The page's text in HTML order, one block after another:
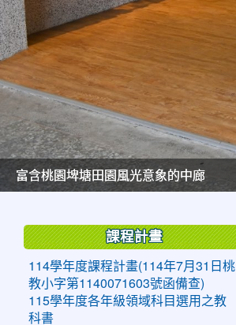
美麗的操場是我們活力的來源
美麗的操場是我們活力的來源
煥然一新的小司令台
煥然一新的小司令台
富含桃園埤塘田園風光意象的中廊
富含桃園埤塘田園風光意象的中廊
嶄新的中庭廣場
嶄新的中庭廣場
水生池生生不息
水生池生生不息
課程計畫
114學年度課程計畫(114年7月31日桃
教小字第1140071603號函備查)
115學年度各年級領域科目選用之教
科書